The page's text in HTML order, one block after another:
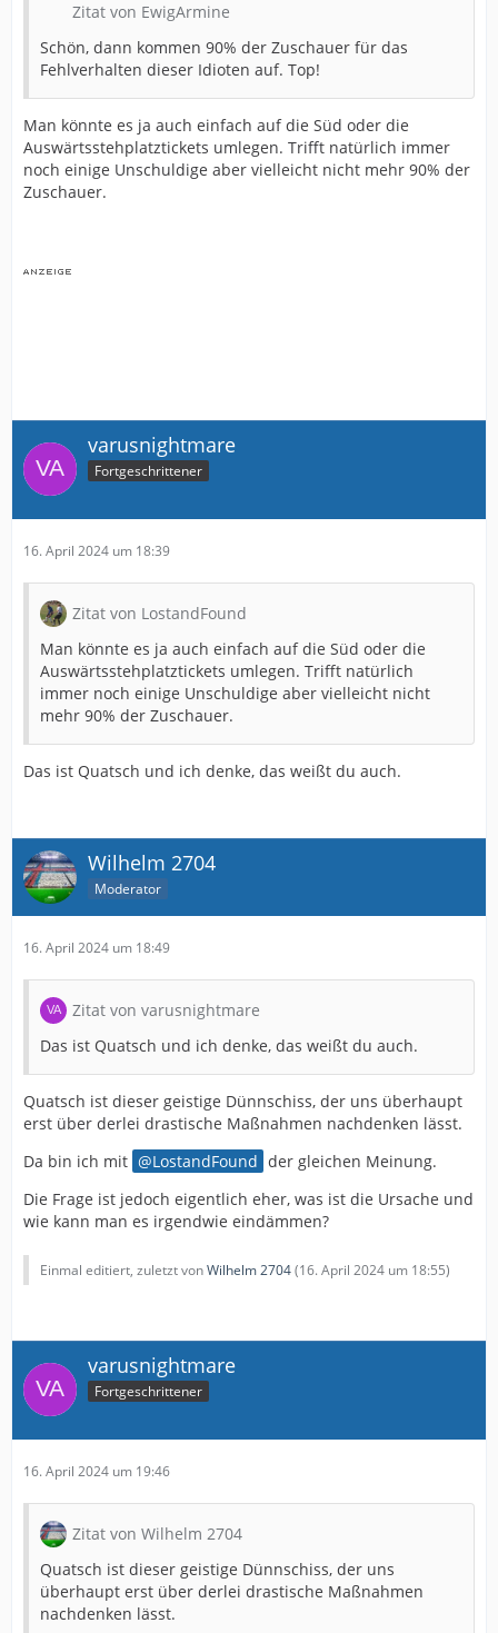
Zitat von EwigArmine
Schön, dann kommen 90% der Zuschauer für das
Fehlverhalten dieser Idioten auf. Top!
Man könnte es ja auch einfach auf die Süd oder die
Auswärtsstehplatztickets umlegen. Trifft natürlich immer
noch einige Unschuldige aber vielleicht nicht mehr 90% der
Zuschauer.
varusnightmare
Fortgeschrittener
16. April 2024 um 18:39
Zitat von LostandFound
Man könnte es ja auch einfach auf die Süd oder die
Auswärtsstehplatztickets umlegen. Trifft natürlich
immer noch einige Unschuldige aber vielleicht nicht
mehr 90% der Zuschauer.
Das ist Quatsch und ich denke, das weißt du auch.
Wilhelm 2704
Moderator
16. April 2024 um 18:49
Zitat von varusnightmare
Das ist Quatsch und ich denke, das weißt du auch.
Quatsch ist dieser geistige Dünnschiss, der uns überhaupt
erst über derlei drastische Maßnahmen nachdenken lässt.
Da bin ich mit
LostandFound der gleichen Meinung.
Die Frage ist jedoch eigentlich eher, was ist die Ursache und
wie kann man es irgendwie eindämmen?
Einmal editiert, zuletzt vonWilhelm 2704(16. April 2024 um 18:55)
varusnightmare
Fortgeschrittener
16. April 2024 um 19:46
Zitat von Wilhelm 2704
Quatsch ist dieser geistige Dünnschiss, der uns
überhaupt erst über derlei drastische Maßnahmen
nachdenken lässt.